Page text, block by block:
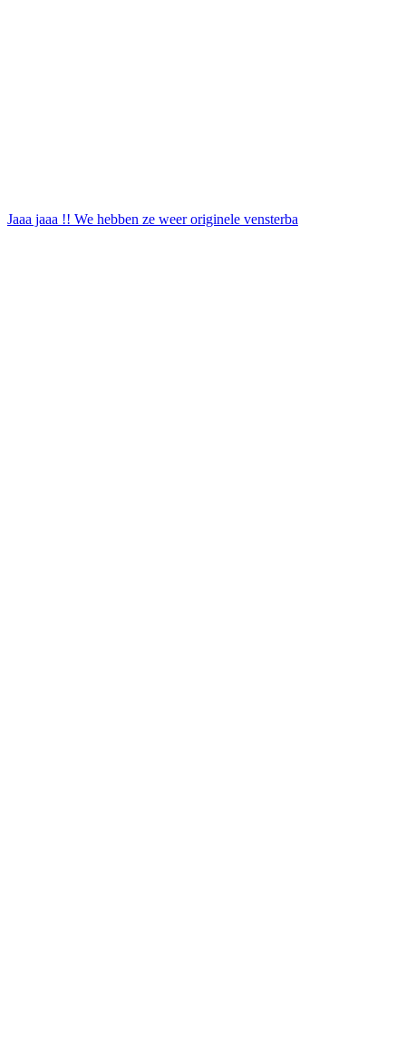
Jaaa jaaa !! We hebben ze weer originele vensterba